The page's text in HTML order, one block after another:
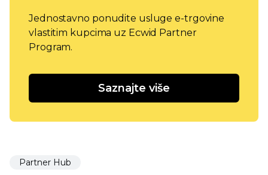
Jednostavno ponudite usluge e-trgovine
vlastitim kupcima uz Ecwid Partner
Program.
Saznajte više
Partner Hub